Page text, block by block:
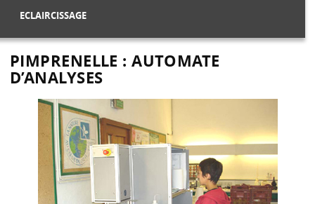
ECLAIRCISSAGE
PIMPRENELLE : AUTOMATE
D’ANALYSES